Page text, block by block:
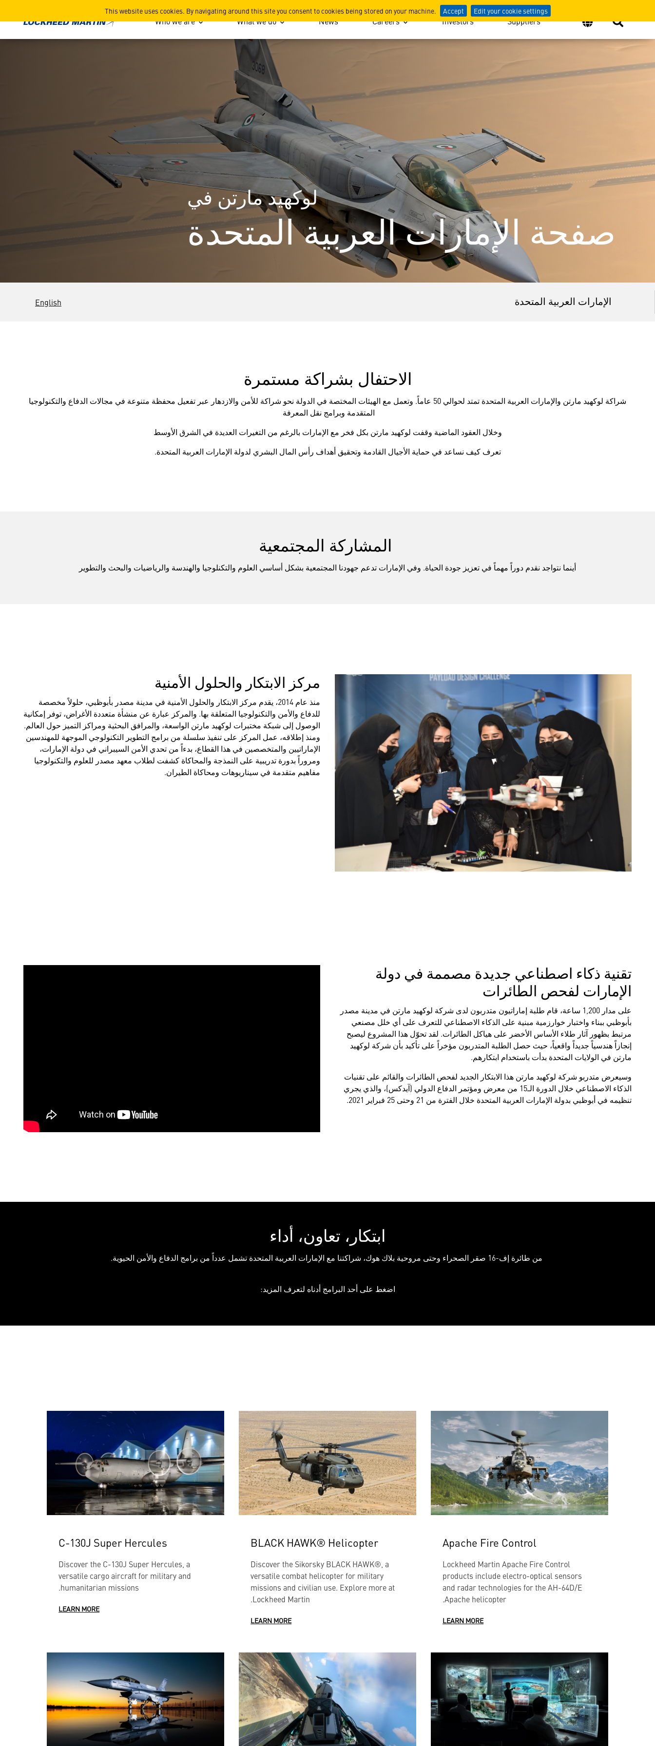
This website uses cookies. By navigating around this site you consent to cookies being stored on your machine. Accept Edit your cookie settings الإمارات العربية المتحدة
Who we are What we do News Careers Investors Suppliers
لوكهيد مارتن في
صفحة الإمارات العربية المتحدة
الإمارات العربية المتحدة English
الاحتفال بشراكة مستمرة
شراكة لوكهيد مارتن والإمارات العربية المتحدة تمتد لحوالي 50 عاماً. وتعمل مع الهيئات المختصة في الدولة نحو شراكة للأمن والازدهار عبر تفعيل محفظة متنوعة في مجالات الدفاع والتكنولوجيا
المتقدمة وبرامج نقل المعرفة
وخلال العقود الماضية وقفت لوكهيد مارتن بكل فخر مع الإمارات بالرغم من التغيرات العديدة في الشرق الأوسط
تعرف كيف نساعد في حماية الأجيال القادمة وتحقيق أهداف رأس المال البشري لدولة الإمارات العربية المتحدة.
المشاركة المجتمعية
أينما نتواجد نقدم دوراً مهماً في تعزيز جودة الحياة. وفي الإمارات تدعم جهودنا المجتمعية بشكل أساسي العلوم والتكنلوجيا والهندسة والرياضيات والبحث والتطوير
مركز الابتكار والحلول الأمنية
منذ عام 2014، يقدم مركز الابتكار والحلول الأمنية في مدينة مصدر بأبوظبي، حلولاً مخصصة
للدفاع والأمن والتكنولوجيا المتعلقة بها. والمركز عبارة عن منشأة متعددة الأغراض، توفر إمكانية
الوصول إلى شبكة مختبرات لوكهيد مارتن الواسعة، والمرافق البحثية ومراكز التميز حول العالم.
ومنذ إطلاقه، عمل المركز على تنفيذ سلسلة من برامج التطوير التكنولوجي الموجهة للمهندسين
الإماراتيين والمتخصصين في هذا القطاع، بدءاً من تحدي الأمن السيبراني في دولة الإمارات،
ومروراً بدورة تدريبية على النمذجة والمحاكاة كشفت لطلاب معهد مصدر للعلوم والتكنولوجيا
مفاهيم متقدمة في سيناريوهات ومحاكاة الطيران.
تقنية ذكاء اصطناعي جديدة مصممة في دولة
الإمارات لفحص الطائرات
على مدار 1,200 ساعة، قام طلبة إماراتيون متدربون لدى شركة لوكهيد مارتن في مدينة مصدر
بأبوظبي ببناء واختبار خوارزمية مبنية على الذكاء الاصطناعي للتعرف على أي خلل مصنعي
مرتبط بظهور آثار طلاء الأساس الأخضر على هياكل الطائرات. لقد تحوّل هذا المشروع ليصبح
إنجازاً هندسياً جديداً واقعياً، حيث حصل الطلبة المتدربون مؤخراً على تأكيد بأن شركة لوكهيد
مارتن في الولايات المتحدة بدأت باستخدام ابتكارهم.
وسيعرض متدربو شركة لوكهيد مارتن هذا الابتكار الجديد لفحص الطائرات والقائم على تقنيات
الذكاء الاصطناعي خلال الدورة الـ15 من معرض ومؤتمر الدفاع الدولي (آيدكس)، والذي يجري
تنظيمه في أبوظبي بدولة الإمارات العربية المتحدة خلال الفترة من 21 وحتى 25 فبراير 2021.
ابتكار، تعاون، أداء
من طائرة إف-16 صقر الصحراء وحتى مروحية بلاك هوك، شراكتنا مع الإمارات العربية المتحدة تشمل عدداً من برامج الدفاع والأمن الحيوية.
اضغط على أحد البرامج أدناه لتعرف المزيد:
Apache Fire Control
Lockheed Martin Apache Fire Control
products include electro-optical sensors
and radar technologies for the AH-64D/E
Apache helicopter.
LEARN MORE
BLACK HAWK® Helicopter
Discover the Sikorsky BLACK HAWK®, a
versatile combat helicopter for military
missions and civilian use. Explore more at
Lockheed Martin.
LEARN MORE
C-130J Super Hercules
Discover the C-130J Super Hercules, a
versatile cargo aircraft for military and
humanitarian missions.
LEARN MORE